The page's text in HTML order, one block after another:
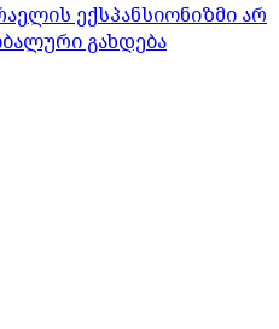
ექსპანსიონიზმი არ
გახდება